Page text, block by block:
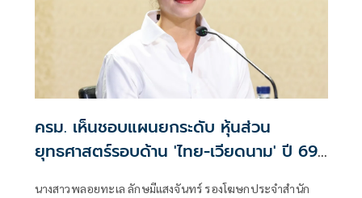
ครม. เห็นชอบแผนยกระดับ หุ้นส่วน
ยุทธศาสตร์รอบด้าน 'ไทย-เวียดนาม' ปี 69-
นางสาวพลอยทะเล ลักษมีแสงจันทร์ รองโฆษกประจำสำนัก